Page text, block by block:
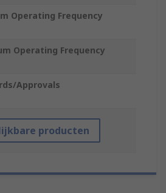
Operating Frequency
Operating Frequency
Approvals
producten